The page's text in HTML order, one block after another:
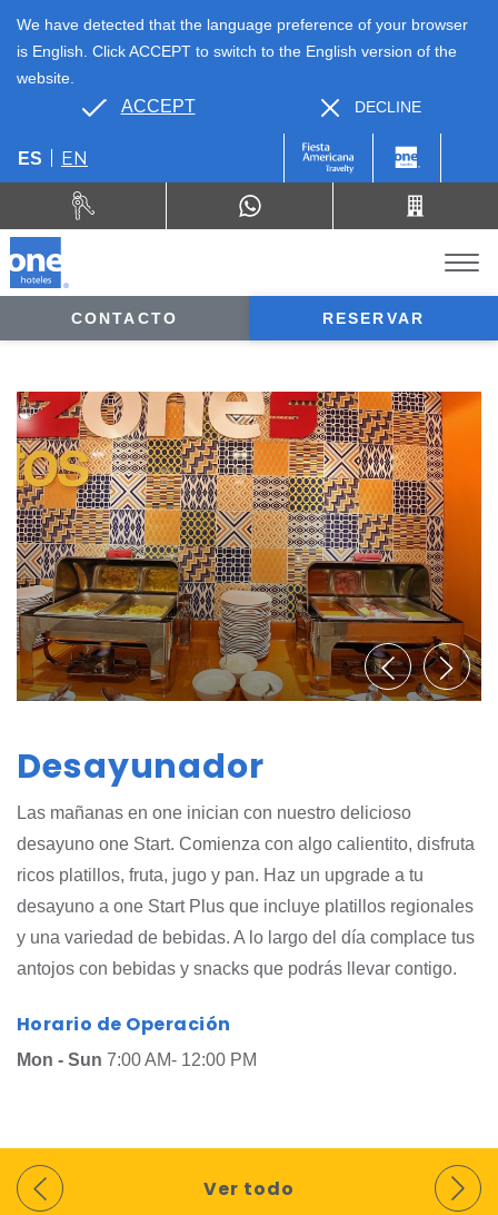
ES EN
CONTACTO RESERVAR
We have detected that the language preference of your browser
is English. Click ACCEPT to switch to the English version of the
website.
ACCEPT DECLINE
Desayunador
Las mañanas en one inician con nuestro delicioso
desayuno one Start. Comienza con algo calientito, disfruta
ricos platillos, fruta, jugo y pan. Haz un upgrade a tu
desayuno a one Start Plus que incluye platillos regionales
y una variedad de bebidas. A lo largo del día complace tus
antojos con bebidas y snacks que podrás llevar contigo.
Horario de Operación
Mon - Sun 7:00 AM- 12:00 PM
Ver todo